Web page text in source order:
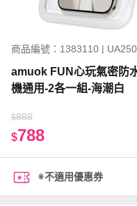
商品編號：1383110 |
amuok FUN心玩氣密防
機通用-2各一組-海潮白
$888
$788
※不適用優惠券